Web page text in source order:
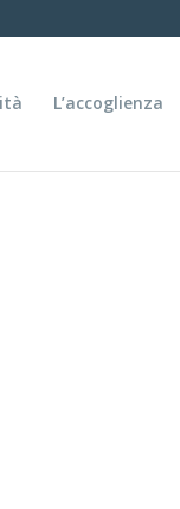
L’accoglienza